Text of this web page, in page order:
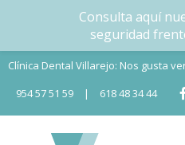
Skip
content
Clínica Dental Villarejo: Nos gusta
954 57 51 59
| 618 48 34 44
Consulta aquí
seguridad